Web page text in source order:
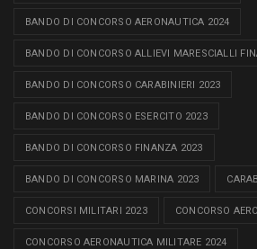
BANDO DI CONCORSO AERONAUTICA 2024
BANDO DI CONCORSO ALLIEVI MARESCIALLI
BANDO DI CONCORSO CARABINIERI 2023
BANDO DI CONCORSO ESERCITO 2023
BANDO DI CONCORSO FINANZA 2023
BANDO DI CONCORSO MARINA 2023
CONCORSI MILITARI 2023 CONCORSO
CONCORSO AERONAUTICA MILITARE 2024